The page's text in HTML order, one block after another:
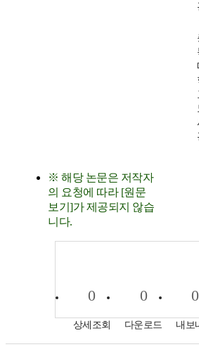
※ 해당 논문은 저작자
의 요청에 따라 [원문
보기]가 제공되지 않습
니다.
0
상세조회
0
다운로드
0
내보